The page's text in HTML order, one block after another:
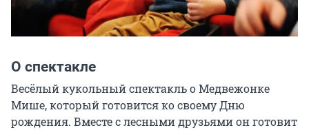
О спектакле
Весёлый кукольный спектакль о Медвежонке
Мише, который готовится ко своему Дню
рождения. Вместе с лесными друзьями он готовит